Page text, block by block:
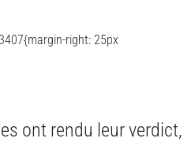
right: 25px
ont rendu leur verdict,